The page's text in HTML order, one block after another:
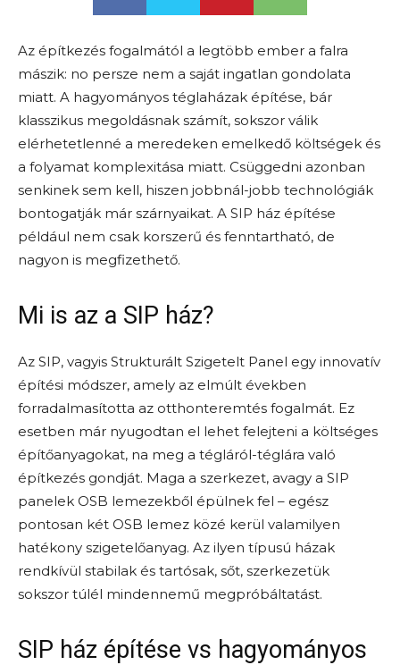
Az építkezés fogalmától a legtöbb ember a falra
mászik: no persze nem a saját ingatlan gondolata
miatt. A hagyományos téglaházak építése, bár
klasszikus megoldásnak számít, sokszor válik
elérhetetlenné a meredeken emelkedő költségek és
a folyamat komplexitása miatt. Csüggedni azonban
senkinek sem kell, hiszen jobbnál-jobb technológiák
bontogatják már szárnyaikat. A SIP ház építése
például nem csak korszerű és fenntartható, de
nagyon is megfizethető.
Mi is az a SIP ház?
Az SIP, vagyis Strukturált Szigetelt Panel egy innovatív
építési módszer, amely az elmúlt években
forradalmasította az otthonteremtés fogalmát. Ez
esetben már nyugodtan el lehet felejteni a költséges
építőanyagokat, na meg a tégláról-téglára való
építkezés gondját. Maga a szerkezet, avagy a SIP
panelek OSB lemezekből épülnek fel – egész
pontosan két OSB lemez közé kerül valamilyen
hatékony szigetelőanyag. Az ilyen típusú házak
rendkívül stabilak és tartósak, sőt, szerkezetük
sokszor túlél mindennemű megpróbáltatást.
SIP ház építése vs hagyományos